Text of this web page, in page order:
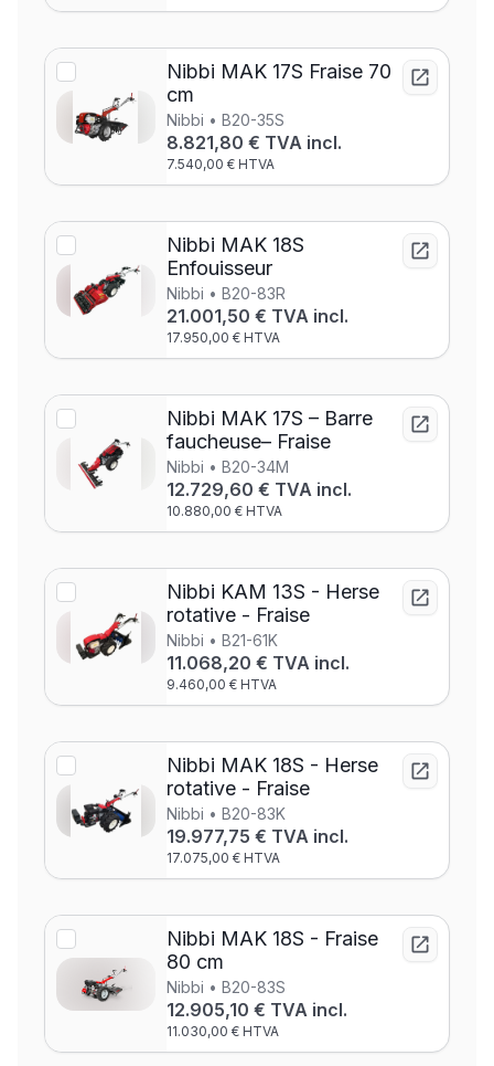
Nibbi MAK 17S Fraise 70
cm
Nibbi • B20-35S
8.821,80 € TVA incl.
7.540,00 € HTVA
Nibbi MAK 18S
Enfouisseur
Nibbi • B20-83R
21.001,50 € TVA incl.
17.950,00 € HTVA
Nibbi MAK 17S – Barre
faucheuse– Fraise
Nibbi • B20-34M
12.729,60 € TVA incl.
10.880,00 € HTVA
Nibbi KAM 13S - Herse
rotative - Fraise
Nibbi • B21-61K
11.068,20 € TVA incl.
9.460,00 € HTVA
Nibbi MAK 18S - Herse
rotative - Fraise
Nibbi • B20-83K
19.977,75 € TVA incl.
17.075,00 € HTVA
Nibbi MAK 18S - Fraise
80 cm
Nibbi • B20-83S
12.905,10 € TVA incl.
11.030,00 € HTVA